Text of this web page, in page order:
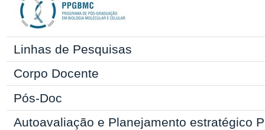
Linhas de Pesquisas
Corpo Docente
Pós-Doc
Autoavaliação e Planejamento estratégico